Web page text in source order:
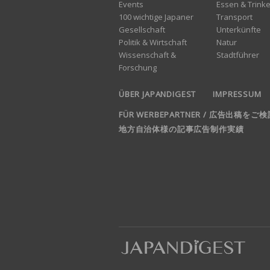
Events
100 wichtige Japaner
Gesellschaft
Politik & Wirtschaft
Wissenschaft &
Forschung
Essen &
Transport
Unterkünfte
Natur
Stadtführer
ÜBER JAPANDIGEST
IMPRESSUM
FÜR WERBEPARTNER / 広告出稿をご
地方自治体様の記事広告制作実績